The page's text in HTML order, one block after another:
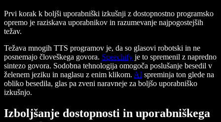
Prvi korak k boljši uporabniški izkušnji z dostopnostno programsko
opremo je raziskava uporabnikov in razumevanje najpogostejših
težav.
Težava mnogih TTS programov je, da so glasovi robotski in ne
posnemajo človeškega govora. Speechify je to spremenil z napredno
sintezo govora. Sodobna tehnologija omogoča poslušanje besedil v
želenem jeziku in naglasu z enim klikom. AI spreminja ton glede na
obliko besedila, glas pa zveni naravneje za boljšo uporabniško
izkušnjo.
Izboljšanje dostopnosti in uporabniškega